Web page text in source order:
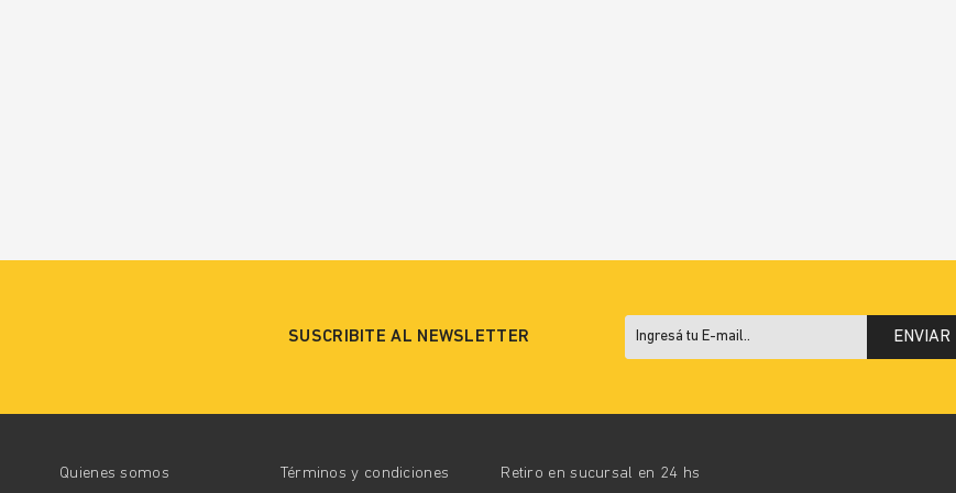
SUSCRIBITE AL NEWSLETTER ENVIAR
Quienes somos Términos y condiciones Retiro en sucursal en 24 hs